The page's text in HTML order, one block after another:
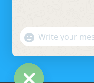
WhatsApp